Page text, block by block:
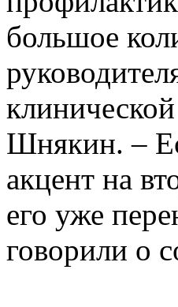
большое
Шнякин. –
акцент на
его уже
говорили о